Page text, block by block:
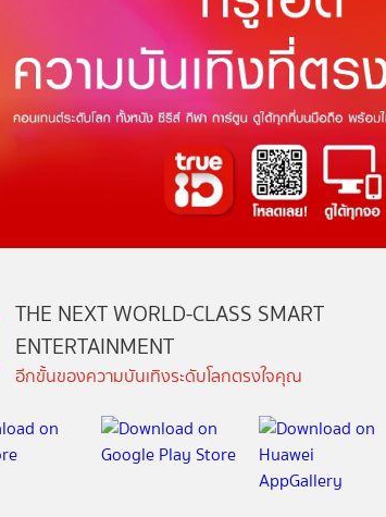
THE NEXT WORLD-CLASS SMART
ENTERTAINMENT
อีกขั้นของความบันเทิงระดับโลกตรงใจคุณ